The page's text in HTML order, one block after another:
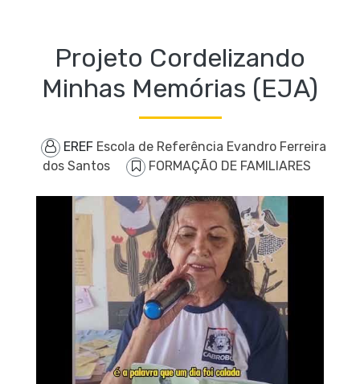
Projeto Cordelizando
Minhas Memórias (EJA)
EREF Escola de Referência Evandro Ferreira
dos Santos
FORMAÇÃO DE FAMILIARES